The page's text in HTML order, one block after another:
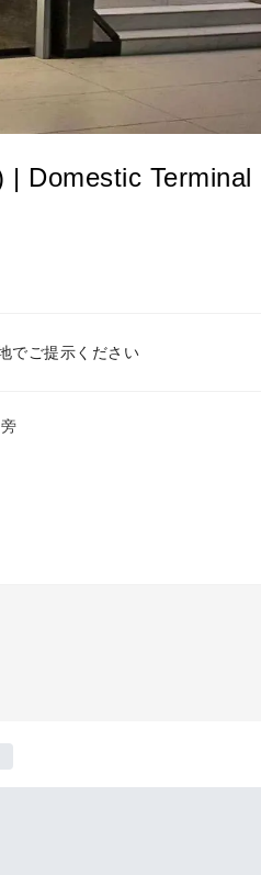
| Domestic Terminal
でご提示ください